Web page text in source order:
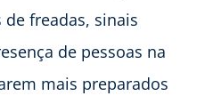
freadas, sinais
de pessoas na
mais preparados